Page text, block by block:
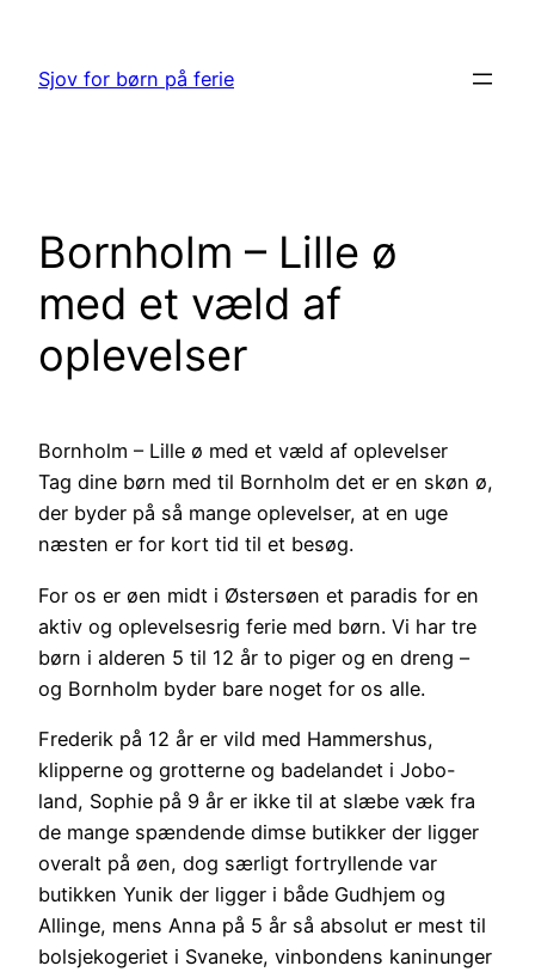
indhold
Sjov for børn på ferie
Bornholm – Lille ø
med et væld af
oplevelser
Bornholm – Lille ø med et væld af oplevelser
Tag dine børn med til Bornholm det er en skøn ø,
der byder på så mange oplevelser, at en uge
næsten er for kort tid til et besøg.
For os er øen midt i Østersøen et paradis for en
aktiv og oplevelsesrig ferie med børn. Vi har tre
børn i alderen 5 til 12 år to piger og en dreng –
og Bornholm byder bare noget for os alle.
Frederik på 12 år er vild med Hammershus,
klipperne og grotterne og badelandet i Jobo-
land, Sophie på 9 år er ikke til at slæbe væk fra
de mange spændende dimse butikker der ligger
overalt på øen, dog særligt fortryllende var
butikken Yunik der ligger i både Gudhjem og
Allinge, mens Anna på 5 år så absolut er mest til
bolsjekogeriet i Svaneke, vinbondens kaninunger